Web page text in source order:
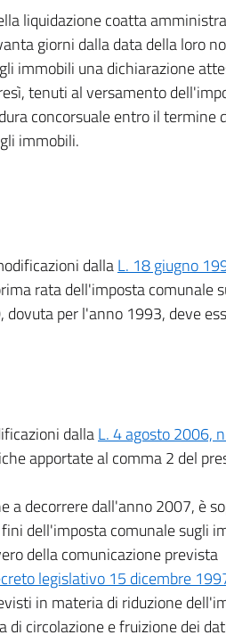
liquidazione coatta
giorni dalla data della loro
immobili una dichiarazione
tenuti al versamento
concorsuale entro il termine
immobili.
dallaL. 18 giugno
rata dell'imposta comunale
per l'anno 1993, deve
dallaL. 4 agosto 2006,
apportate al comma 2 del
a decorrere dall'anno 2007, è
dell'imposta comunale sugli
della comunicazione prevista
legislativo 15 dicembre
in materia di riduzione
circolazione e fruizione dei